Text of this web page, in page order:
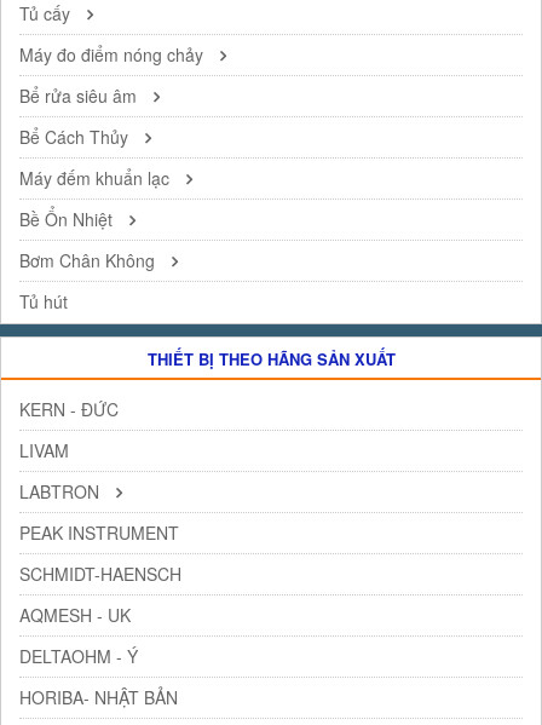
Tủ cấy
Máy đo điểm nóng chảy
Bể rửa siêu âm
Bể Cách Thủy
Máy đếm khuẩn lạc
Bề Ổn Nhiệt
Bơm Chân Không
Tủ hút
THIẾT BỊ THEO HÃNG SẢN XUẤT
KERN - ĐỨC
LIVAM
LABTRON
PEAK INSTRUMENT
SCHMIDT-HAENSCH
AQMESH - UK
DELTAOHM - Ý
HORIBA- NHẬT BẢN